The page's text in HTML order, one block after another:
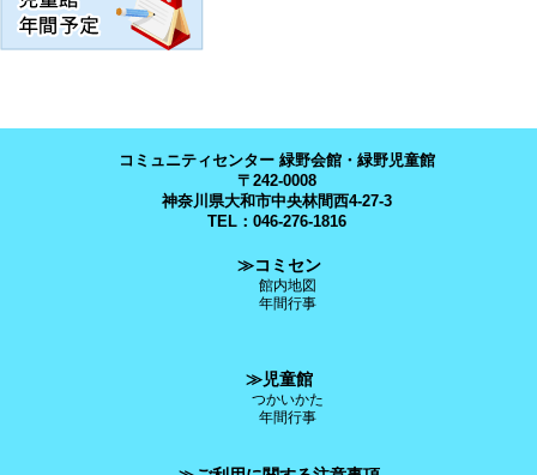
コミュニティセンター 緑野会館・緑野児童館
〒242-0008
神奈川県大和市中央林間西4-27-3
TEL：046-276-1816
≫コミセン
館内地図
年間行事
≫児童館
つかいかた
年間行事